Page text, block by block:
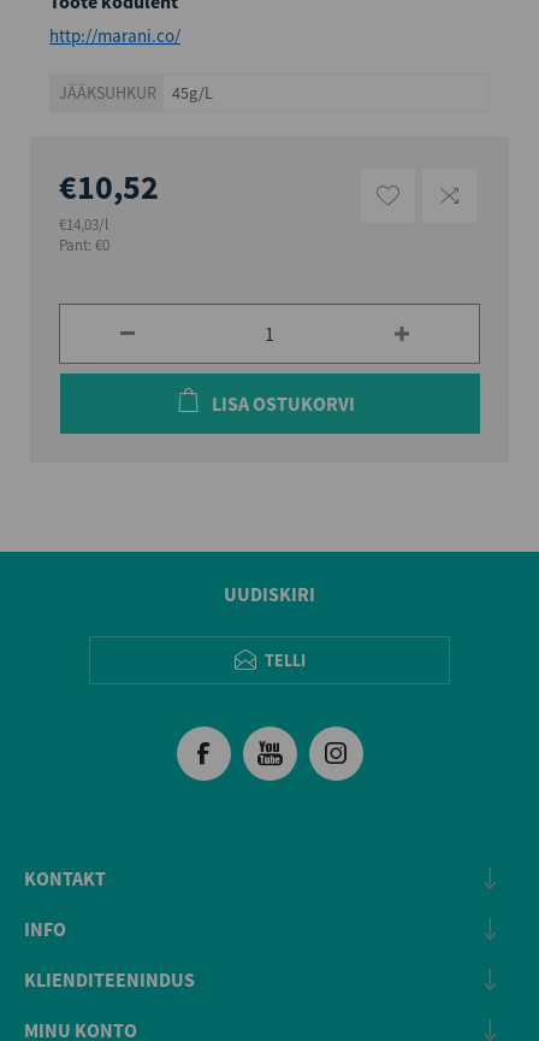
http://marani.co/
JÄÄKSUHKUR 45g/L
€10,52
€14,03/l
Pant: €0
LISA OSTUKORVI
UUDISKIRI
TELLI
KONTAKT
INFO
KLIENDITEENINDUS
MINU KONTO